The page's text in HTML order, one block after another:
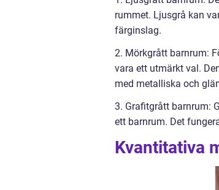
rummet. Ljusgrå kan
färginslag.
2. Mörkgrått barnrum:
vara ett utmärkt val.
med metalliska och
3. Grafitgrått barnrum:
ett barnrum. Det
Kvantitativa